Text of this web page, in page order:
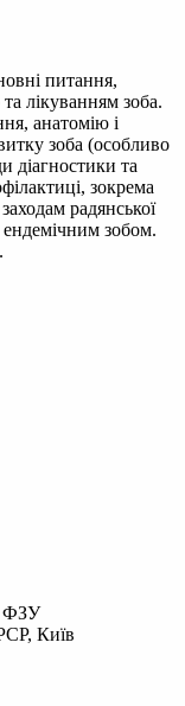
питання,
лікуванням зоба.
анатомію і
зоба (особливо
діагностики та
зокрема
радянської
ендемічним зобом.
ФЗУ
Київ